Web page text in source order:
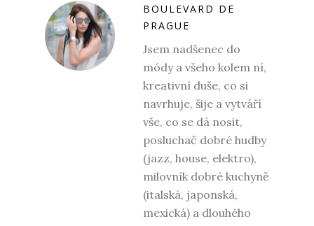
BOULEVARD DE
PRAGUE
Jsem nadšenec do
módy a všeho kolem ní,
kreativní duše, co si
navrhuje, šije a vytváří
vše, co se dá nosit,
posluchač dobré hudby
(jazz, house, elektro),
milovník dobré kuchyně
(italská, japonská,
mexická) a dlouhého